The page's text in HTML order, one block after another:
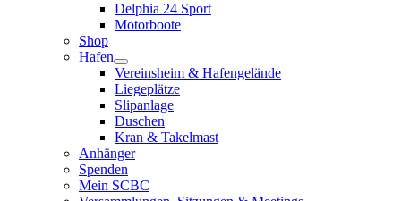
Delphia 24 Sport
Motorboote
Shop
Hafen
Vereinsheim & Hafengelände
Liegeplätze
Slipanlage
Duschen
Kran & Takelmast
Anhänger
Spenden
Mein SCBC